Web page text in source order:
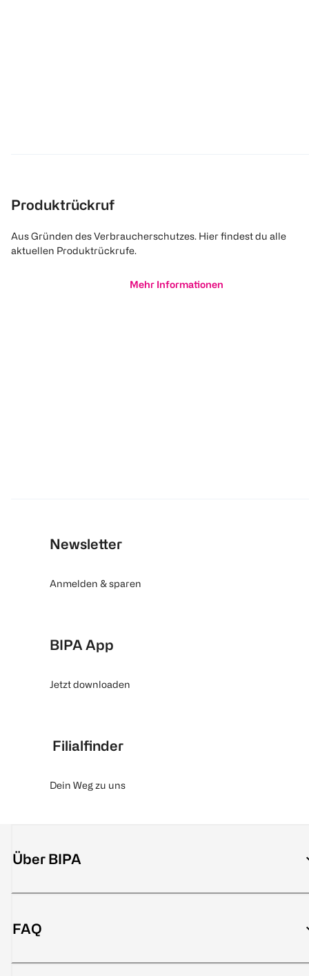
Produktrückruf
Aus Gründen des Verbraucherschutzes. Hier findest du alle
aktuellen Produktrückrufe.
Mehr Informationen
Newsletter
Anmelden & sparen
BIPA App
Jetzt downloaden
Filialfinder
Dein Weg zu uns
Über BIPA
FAQ